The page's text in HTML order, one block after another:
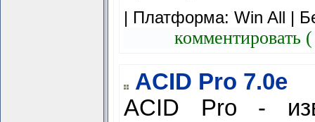
| Платформа: Win All |
комментировать
ACID Pro 7.0e
ACID Pro -